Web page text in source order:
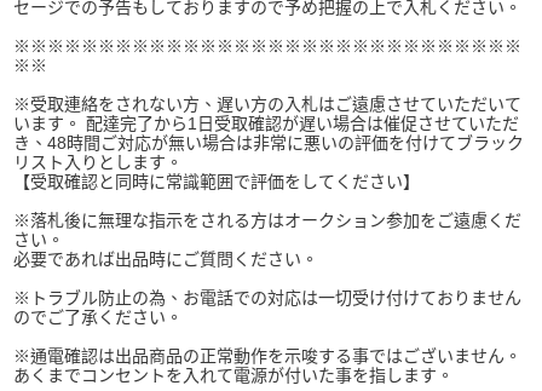
セージでの予告もしておりますので予め把握の上で入札ください。
※※※※※※※※※※※※※※※※※※※※※※※※※※※※※※
※※
※受取連絡をされない方、遅い方の入札はご遠慮させていただいて
います。 配達完了から1日受取確認が遅い場合は催促させていただ
き、48時間ご対応が無い場合は非常に悪いの評価を付けてブラック
リスト入りとします。
【受取確認と同時に常識範囲で評価をしてください】
※落札後に無理な指示をされる方はオークション参加をご遠慮くだ
さい。
必要であれば出品時にご質問ください。
※トラブル防止の為、お電話での対応は一切受け付けておりません
のでご了承ください。
※通電確認は出品商品の正常動作を示唆する事ではございません。
あくまでコンセントを入れて電源が付いた事を指します。